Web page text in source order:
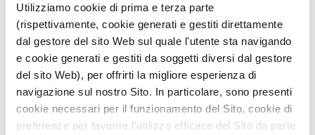
Utilizziamo cookie di prima e terza parte
(rispettivamente, cookie generati e gestiti direttamente
dal gestore del sito Web sul quale l'utente sta navigando
e cookie generati e gestiti da soggetti diversi dal gestore
del sito Web), per offrirti la migliore esperienza di
navigazione sul nostro Sito. In particolare, sono presenti
cookie necessari per il funzionamento del Sito, cookie di
preferenze per favorire l'utilizzo efficace del Sito da parte
Scaricala locandina dell’evento con relativo
programma.
Tutte le informazioni sui prossimi webinar attivati da
AGER in collaborazione con i progetti, saranno
pubblicate su questo sito.